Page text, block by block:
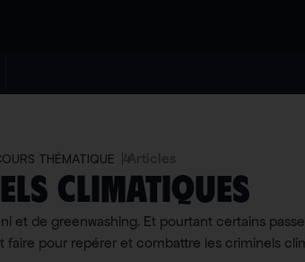
THÉMATIQUE
climatiques
et de greenwashing. Et pourtant certains
faire pour repérer et combattre les criminels